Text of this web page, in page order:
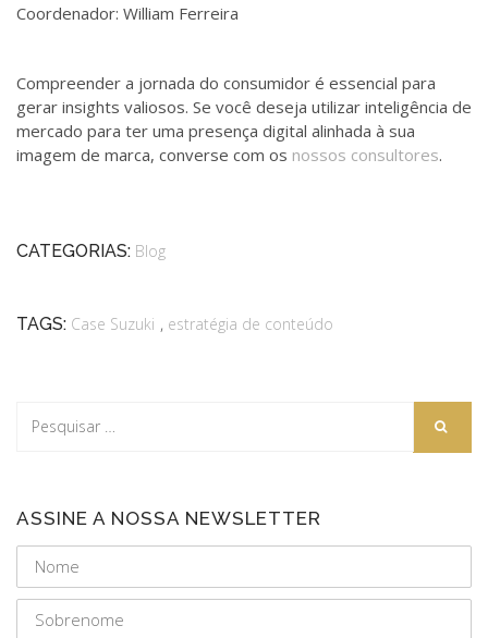
Coordenador: William Ferreira
Compreender a jornada do consumidor é essencial para
gerar insights valiosos. Se você deseja utilizar inteligência de
mercado para ter uma presença digital alinhada à sua
imagem de marca, converse com os nossos consultores.
CATEGORIAS: Blog
TAGS: Case Suzuki , estratégia de conteúdo
ASSINE A NOSSA NEWSLETTER